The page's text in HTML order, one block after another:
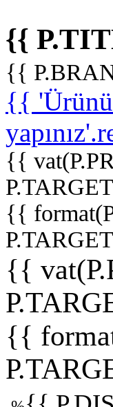
{{
{{
{{
{{
{{
{{
{{